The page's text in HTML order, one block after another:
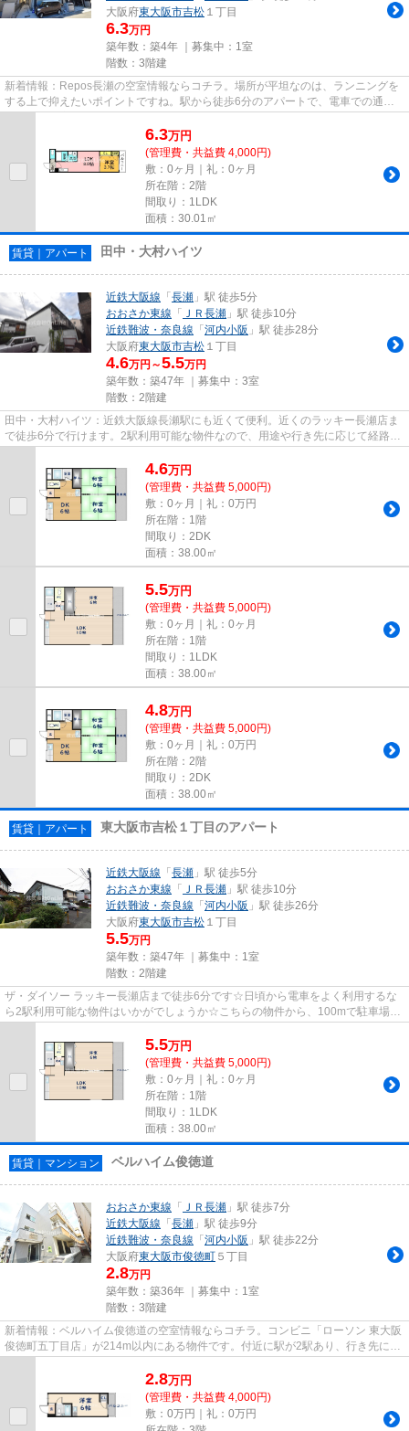
大阪府東大阪市吉松 １丁目
6.3万円
築年数：築4年 ｜募集中： 1室
階数：3階建
新着情報：Repos長瀬の空室情報ならコチラ。場所が平坦なのは、ランニングを
する上で抑えたいポイントですね。駅から徒歩6分のアパートで、電車での通勤
にも便利な立地です。駐車場ま...
6.3万円
(管理費・共益費 4,000円)
敷：0ヶ月｜礼：0ヶ月
所在階：2階
間取り：1LDK
面積：30.01㎡
賃貸｜アパート 田中・大村ハイツ
近鉄大阪線 「長瀬 」駅 徒歩5分
おおさか東線 「 ＪＲ長瀬 」駅 徒歩10分
近鉄難波・奈良線 「河内小阪 」駅 徒歩28分
大阪府東大阪市吉松 １丁目
4.6万円～5.5万円
築年数：築47年 ｜募集中： 3室
階数：2階建
田中・大村ハイツ：近鉄大阪線長瀬駅にも近くて便利。近くのラッキー長瀬店ま
で徒歩6分で行けます。2駅利用可能な物件なので、用途や行き先に応じて経路を
選択できます。徒歩5分の位置...
4.6万円
(管理費・共益費 5,000円)
敷：0ヶ月｜礼：0万円
所在階：1階
間取り：2DK
面積：38.00㎡
5.5万円
(管理費・共益費 5,000円)
敷：0ヶ月｜礼：0ヶ月
所在階：1階
間取り：1LDK
面積：38.00㎡
4.8万円
(管理費・共益費 5,000円)
敷：0ヶ月｜礼：0万円
所在階：2階
間取り：2DK
面積：38.00㎡
賃貸｜アパート 東大阪市吉松１丁目のアパート
近鉄大阪線 「長瀬 」駅 徒歩5分
おおさか東線 「 ＪＲ長瀬 」駅 徒歩10分
近鉄難波・奈良線 「河内小阪 」駅 徒歩26分
大阪府東大阪市吉松 １丁目
5.5万円
築年数：築47年 ｜募集中： 1室
階数：2階建
ザ・ダイソー ラッキー長瀬店まで徒歩6分です☆日頃から電車をよく利用するな
ら2駅利用可能な物件はいかがでしょうか☆こちらの物件から、100mで駐車場で
す☆こちらの物件は自走式駐車場...
5.5万円
(管理費・共益費 5,000円)
敷：0ヶ月｜礼：0ヶ月
所在階：1階
間取り：1LDK
面積：38.00㎡
賃貸｜マンション ベルハイム俊徳道
おおさか東線 「 ＪＲ長瀬 」駅 徒歩7分
近鉄大阪線 「長瀬 」駅 徒歩9分
近鉄難波・奈良線 「河内小阪 」駅 徒歩22分
大阪府東大阪市俊徳町 ５丁目
2.8万円
築年数：築36年 ｜募集中： 1室
階数：3階建
新着情報：ベルハイム俊徳道の空室情報ならコチラ。コンビニ「ローソン 東大阪
俊徳町五丁目店」が214m以内にある物件です。付近に駅が2駅あり、行き先に応
じて使い分けができます。駐...
2.8万円
(管理費・共益費 4,000円)
敷：0万円｜礼：0万円